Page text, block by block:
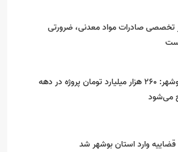
تخصصی صادرات مواد معدنی، ضرورتی
استاندار بوشهر: ۲۶۰ هزار میلیارد تومان پروژه در دهه
می‌شود
وارد استان بوشهر شد